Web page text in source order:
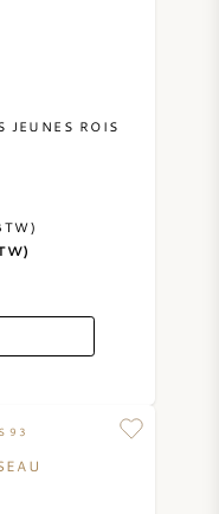
JEUNES ROIS
93